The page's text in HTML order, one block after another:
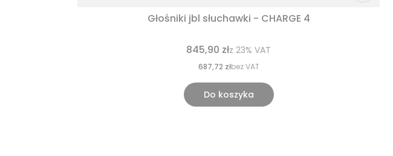
Głośniki jbl słuchawki - CHARGE 4
845,90 złz 23% VAT
687,72 złbez VAT
Do koszyka